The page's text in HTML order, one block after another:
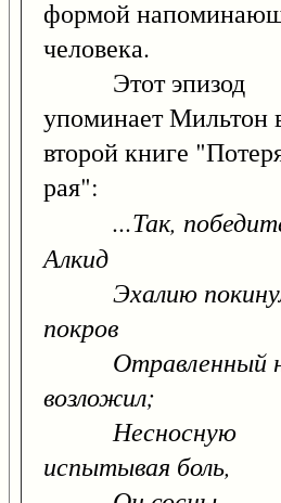
формой
человека.
Этот эпизод
упоминает Мильтон
второй книге
рая":
...Так,
Алкид
Эхалию
покров
Отравленный
возложил;
Несносную
испытывая боль,